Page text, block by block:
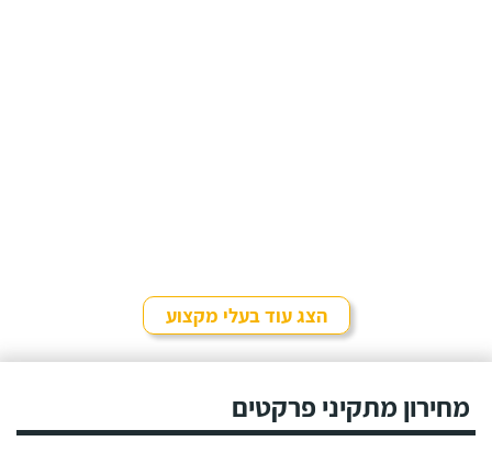
הצג עוד בעלי מקצוע
מחירון מתקיני פרקטים